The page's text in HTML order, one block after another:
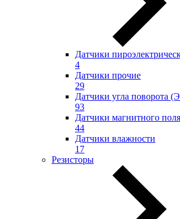
Датчики
4
Датчики прочие
29
Датчики угла поворота
93
Датчики магнитного поля
44
Датчики влажности
17
Резисторы